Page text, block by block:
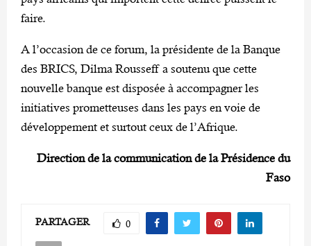
faire.
A l’occasion de ce forum, la présidente de la Banque
des BRICS, Dilma Rousseff a soutenu que cette
nouvelle banque est disposée à accompagner les
initiatives prometteuses dans les pays en voie de
développement et surtout ceux de l’Afrique.
Direction de la communication de la Présidence du
Faso
PARTAGER 0